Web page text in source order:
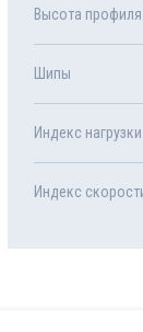
Высота профиля
Шипы
Индекс нагрузки
Индекс